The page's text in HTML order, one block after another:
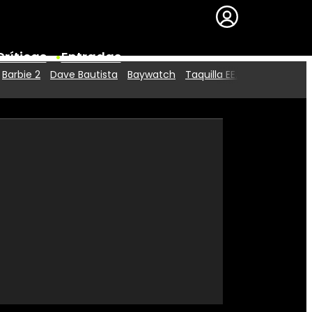
Entradas
Premios
Barbie 2 Dave Bautista Baywatch Taquilla EE.UU.